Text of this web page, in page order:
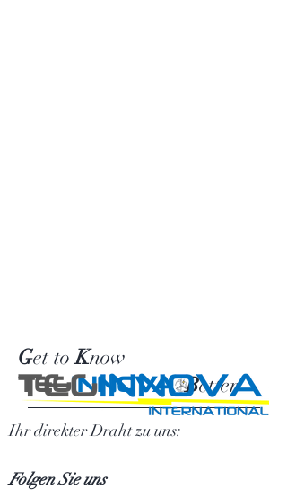
Get toKnow
TEGINNOVA Better
Ihr direkter Draht zu uns:
Folgen Sie uns